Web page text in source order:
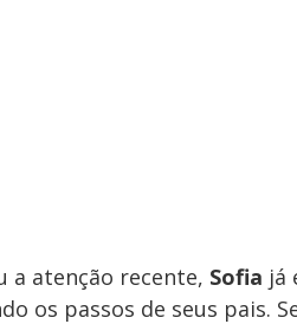
a atenção recente, Sofia já
os passos de seus pais.